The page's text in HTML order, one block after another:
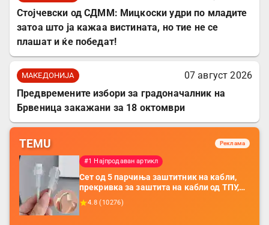
Стојчевски од СДММ: Мицкоски удри по младите
затоа што ја кажаа вистината, но тие не се
плашат и ќе победат!
МАКЕДОНИЈА
07 август 2026
Предвремените избори за градоначалник на
Брвеница закажани за 18 октомври
TEMU Реклама
#1 Најпродаван артикл
Сет од 5 парчиња заштитник на кабли,
прекривка за заштита на кабли од ТПУ,
додатоци за заштита на кабли, без
батерија, за мобилни телефони, комплет
4.8 (10276)